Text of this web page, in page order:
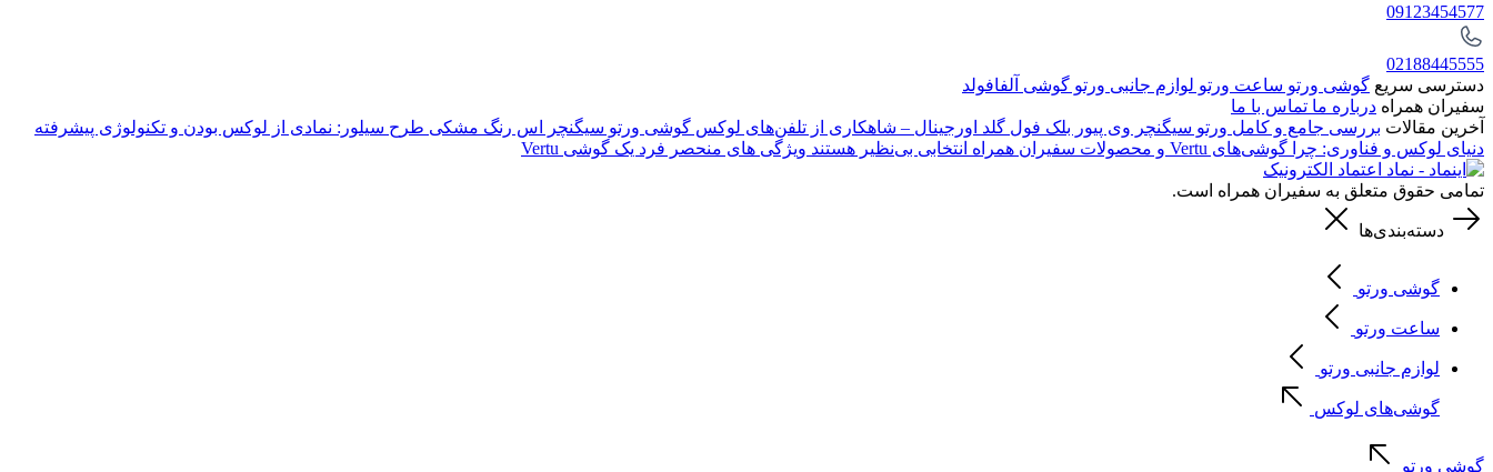
09123454577
02188445555
دسترسی سریع گوشی ورتو ساعت ورتو لوازم جانبی ورتو گوشی آلفافولد
سفیران همراه درباره ما تماس با ما
آخرین مقالات بررسی جامع و کامل ورتو سیگنچر وی پیور بلک فول گلد اورجینال – شاهکاری از تلفن‌های لوکس گوشی ورتو سیگنچر اس رنگ مشکی طرح سیلور: نمادی از لوکس بودن و تکنولوژی پیشرفته
دنیای لوکس و فناوری: چرا گوشی‌های Vertu و محصولات سفیران همراه انتخابی بی‌نظیر هستند
ویژگی های منحصر فرد یک گوشی Vertu
تمامی حقوق متعلق به سفیران همراه است.
دسته‌بندی‌ها
گوشی ورتو
ساعت ورتو
لوازم جانبی ورتو
گوشی‌های لوکس
گوشی ورتو